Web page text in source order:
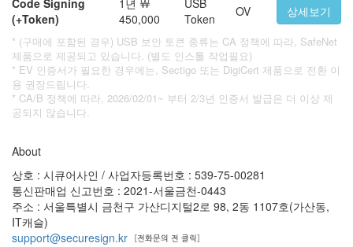
Code Signing
(+Token)
1년 ￦
450,000
USB
Token
OV 상세보기
* (구매에 포함된 경우) USB 보안 토큰 종류는 CA 정책에 따라, SafeNet
제품으로 제공되고 있습니다. (별도 인스톨 작업필요)
* EV 인증서가 필요한 경우에는, Sectigo 또는 DigiCert 제품으로 전환 이
용 권장드립니다.
* CA/B 정책에 따라, 2026/02/01~ 부터 2/3년 인증서 발급은 더 이상 제
공되지 않습니다.
About
상호 : 시큐어사인 / 사업자등록번호 : 539-75-00281
통신판매업 신고번호 : 2021-서울금천-0443
주소 : 서울특별시 금천구 가산디지털2로 98, 2동 1107호(가산동,
IT캐슬)
support@securesign.kr